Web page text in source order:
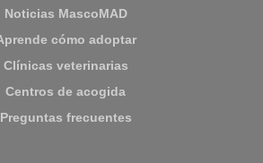
Noticias MascoMAD
cómo adoptar
Clínicas veterinarias
Centros de acogida
Preguntas frecuentes